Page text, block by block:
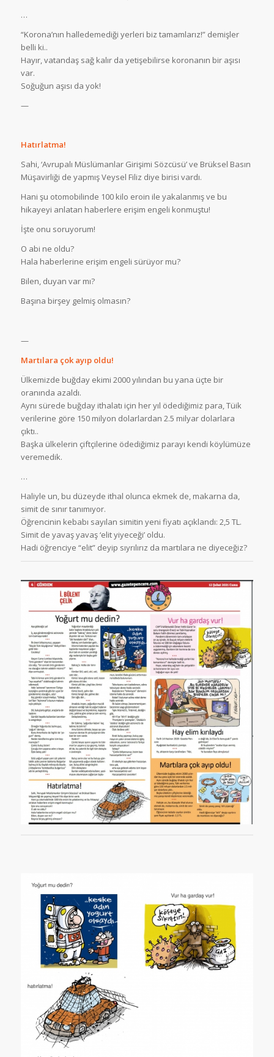
…
“Korona’nın halledemediği yerleri biz tamamlarız!” demişler
belli ki..
Hayır, vatandaş sağ kalır da yetişebilirse koronanın bir aşısı
var.
Soğuğun aşısı da yok!
—
Hatırlatma!
Sahi, ‘Avrupalı Müslümanlar Girişimi Sözcüsü’ ve Brüksel Basın
Müşavirliği de yapmış Veysel Filiz diye birisi vardı.
Hani şu otomobilinde 100 kilo eroin ile yakalanmış ve bu
hikayeyi anlatan haberlere erişim engeli konmuştu!
İşte onu soruyorum!
O abi ne oldu?
Hala haberlerine erişim engeli sürüyor mu?
Bilen, duyan var mı?
Başına birşey gelmiş olmasın?
—
Martılara çok ayıp oldu!
Ülkemizde buğday ekimi 2000 yılından bu yana üçte bir
oranında azaldı.
Aynı sürede buğday ithalatı için her yıl ödediğimiz para, Tüik
verilerine göre 150 milyon dolarlardan 2.5 milyar dolarlara
çıktı..
Başka ülkelerin çiftçilerine ödediğimiz parayı kendi köylümüze
veremedik.
…
Haliyle un, bu düzeyde ithal olunca ekmek de, makarna da,
simit de sınır tanımıyor.
Öğrencinin kebabı sayılan simitin yeni fiyatı açıklandı: 2,5 TL.
Simit de yavaş yavaş ‘elit yiyeceği’ oldu.
Hadi öğrenciye “elit” deyip sıyrılırız da martılara ne diyeceğiz?